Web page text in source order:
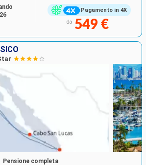
Pagamento in 4X
da 549 €
Pensione completa